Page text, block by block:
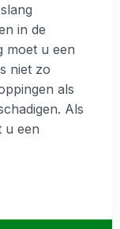
in de
moet u een
niet zo
als
Als
u een